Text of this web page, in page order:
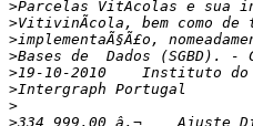
>
>
>
>
>
>
>
>